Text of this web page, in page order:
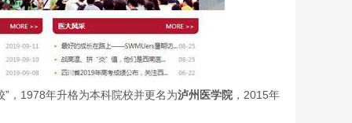
”，1978年升格为本科院校并更名为泸州医学院 ，2015年